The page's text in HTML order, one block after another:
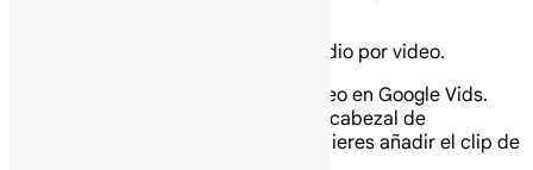
Puedes añadir hasta 25 pistas de audio por video.
En tu computadora abre un video en Google Vids.
En la línea de tiempo, mueve el cabezal de
reproducción al lugar donde quieres añadir el clip de